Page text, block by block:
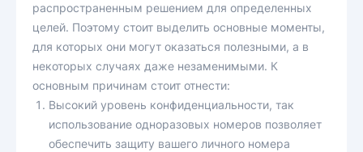
распространенным решением для определенных
целей. Поэтому стоит выделить основные моменты,
для которых они могут оказаться полезными, а в
некоторых случаях даже незаменимыми. К
основным причинам стоит отнести:
Высокий уровень конфиденциальности, так
использование одноразовых номеров позволяет
обеспечить защиту вашего личного номера